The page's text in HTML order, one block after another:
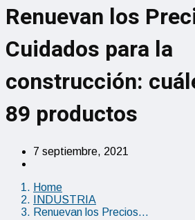
Renuevan los
Cuidados para la
construcción:
89 productos
7 septiembre, 2021
Home
INDUSTRIA
Renuevan los Precios…